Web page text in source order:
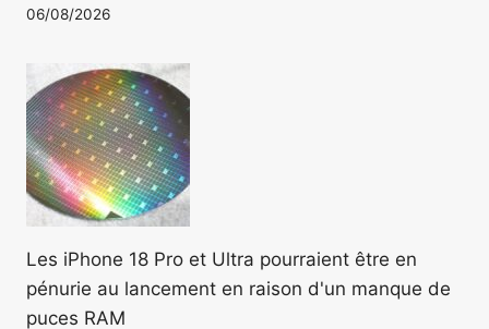
06/08/2026
Les iPhone 18 Pro et Ultra pourraient être en
pénurie au lancement en raison d'un manque de
puces RAM